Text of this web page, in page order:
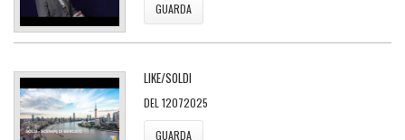
GUARDA
LIKE/SOLDI
DEL 12072025
GUARDA